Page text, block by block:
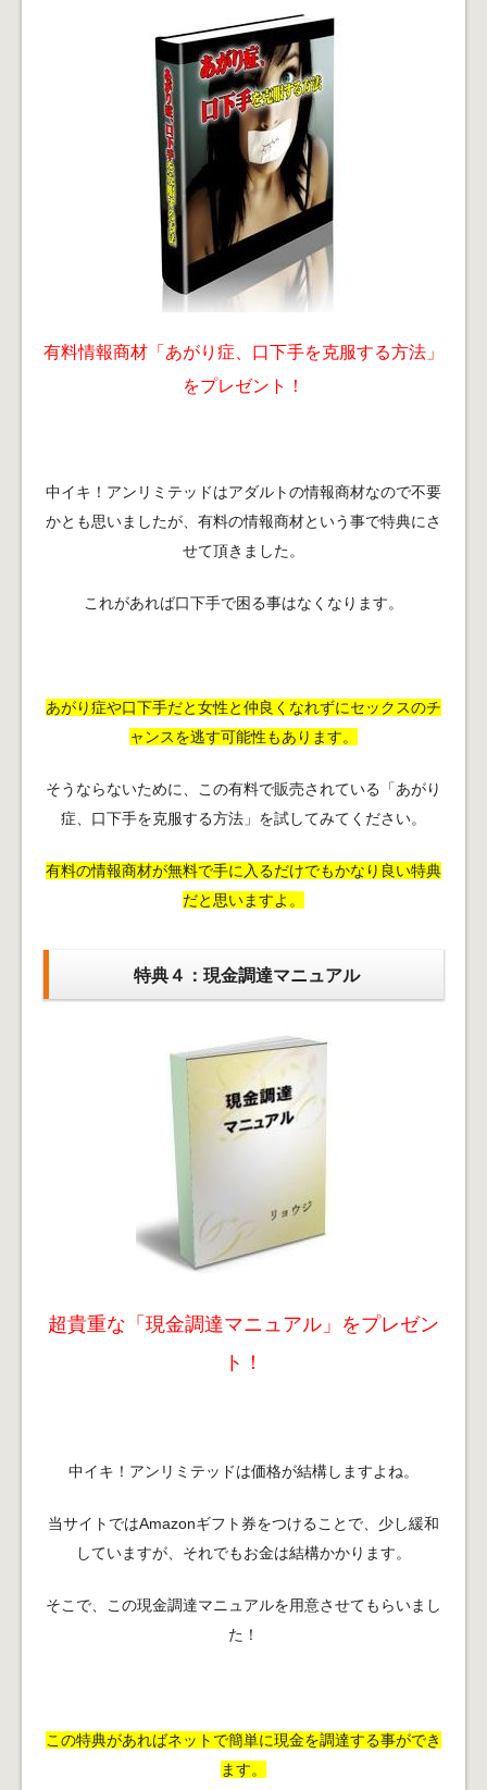
有料情報商材「あがり症、口下手を克服する方法」
をプレゼント！
中イキ！アンリミテッドはアダルトの情報商材なので不要
かとも思いましたが、有料の情報商材という事で特典にさ
せて頂きました。
これがあれば口下手で困る事はなくなります。
あがり症や口下手だと女性と仲良くなれずにセックスのチ
ャンスを逃す可能性もあります。
そうならないために、この有料で販売されている「あがり
症、口下手を克服する方法」を試してみてください。
有料の情報商材が無料で手に入るだけでもかなり良い特典
だと思いますよ。
特典４：現金調達マニュアル
超貴重な「現金調達マニュアル」をプレゼン
ト！
中イキ！アンリミテッドは価格が結構しますよね。
当サイトではAmazonギフト券をつけることで、少し緩和
していますが、それでもお金は結構かかります。
そこで、この現金調達マニュアルを用意させてもらいまし
た！
この特典があればネットで簡単に現金を調達する事ができ
ます。